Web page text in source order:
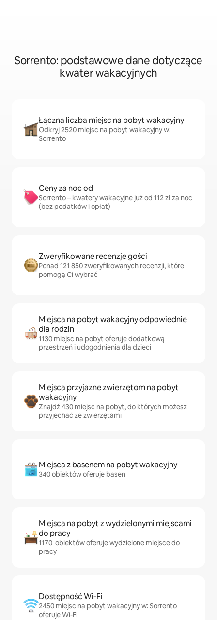
Sorrento: podstawowe dane dotyczące
kwater wakacyjnych
Łączna liczba miejsc na pobyt wakacyjny
Odkryj 2520 miejsc na pobyt wakacyjny w:
Sorrento
Ceny za noc od
Sorrento – kwatery wakacyjne już od 112 zł za noc
(bez podatków i opłat)
Zweryfikowane recenzje gości
Ponad 121 850 zweryfikowanych recenzji, które
pomogą Ci wybrać
Miejsca na pobyt wakacyjny odpowiednie
dla rodzin
1130 miejsc na pobyt oferuje dodatkową
przestrzeń i udogodnienia dla dzieci
Miejsca przyjazne zwierzętom na pobyt
wakacyjny
Znajdź 430 miejsc na pobyt, do których możesz
przyjechać ze zwierzętami
Miejsca z basenem na pobyt wakacyjny
340 obiektów oferuje basen
Miejsca na pobyt z wydzielonymi miejscami
do pracy
1170 obiektów oferuje wydzielone miejsce do
pracy
Dostępność Wi-Fi
2450 miejsc na pobyt wakacyjny w: Sorrento
oferuje Wi-Fi